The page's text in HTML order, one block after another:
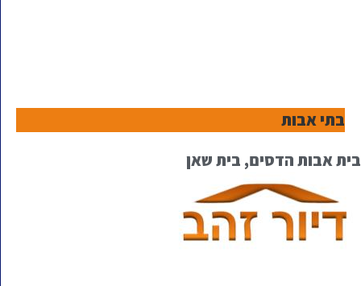
בתי אבות
בית אבות הדסים, בית שאן